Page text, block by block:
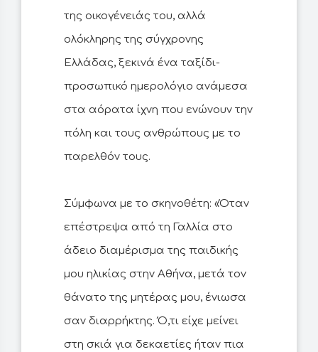
της οικογένειάς του, αλλά
ολόκληρης της σύγχρονης
Ελλάδας, ξεκινά ένα ταξίδι-
προσωπικό ημερολόγιο ανάμεσα
στα αόρατα ίχνη που ενώνουν την
πόλη και τους ανθρώπους με το
παρελθόν τους.
Σύμφωνα με το σκηνοθέτη: «Όταν
επέστρεψα από τη Γαλλία στο
άδειο διαμέρισμα της παιδικής
μου ηλικίας στην Αθήνα, μετά τον
θάνατο της μητέρας μου, ένιωσα
σαν διαρρήκτης. Ό,τι είχε μείνει
στη σκιά για δεκαετίες ήταν πια